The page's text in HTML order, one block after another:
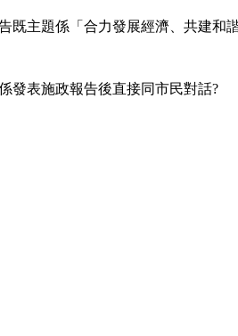
既主題係「合力發展經濟、共建和
發表施政報告後直接同市民對話?